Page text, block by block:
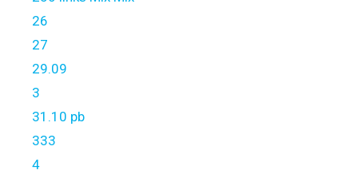
26
27
29.09
3
31.10 pb
333
4